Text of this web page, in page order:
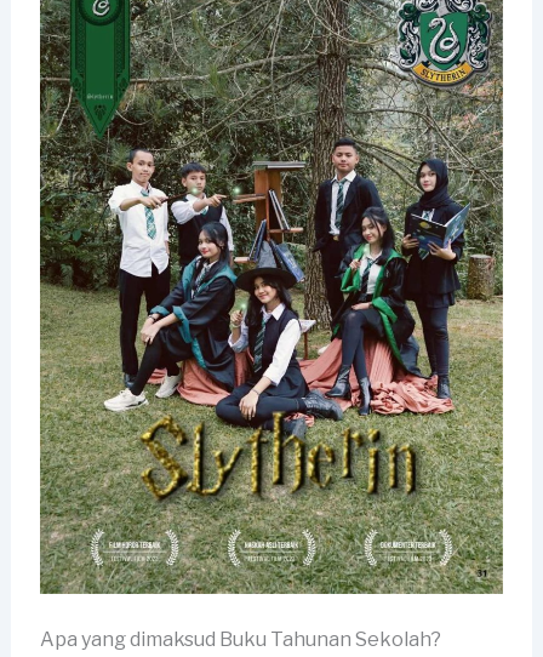
Apa yang dimaksud Buku Tahunan Sekolah?